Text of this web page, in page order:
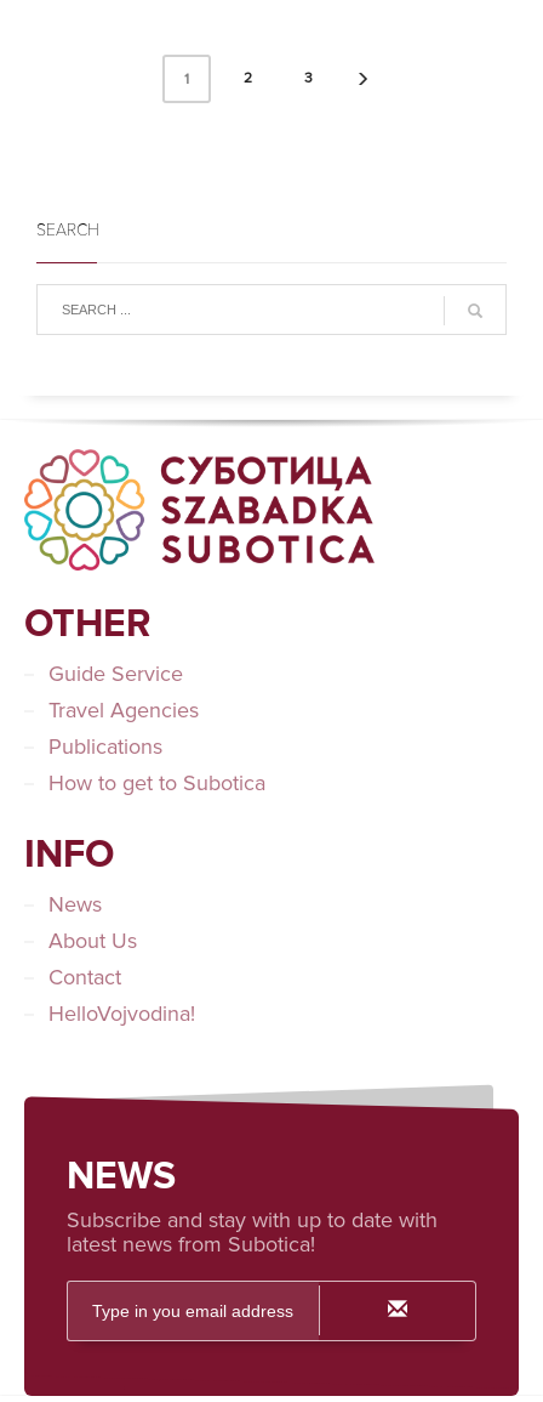
1 2 3
SEARCH
OTHER
Guide Service
Travel Agencies
Publications
How to get to Subotica
INFO
News
About Us
Contact
HelloVojvodina!
NEWS
Subscribe and stay with up to date with
latest news from Subotica!